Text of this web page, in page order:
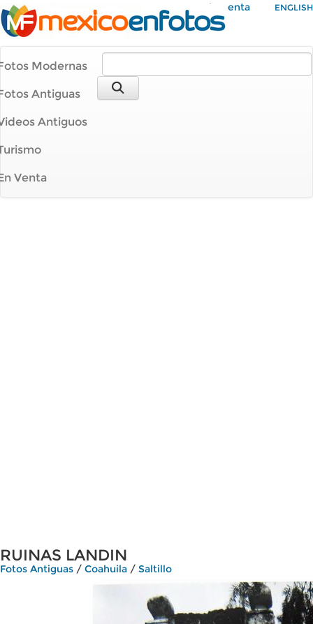
Mi Cuenta ENGLISH
Modernas
Antiguas
Antiguos
Venta
RUINAS LANDIN
Fotos Antiguas / Coahuila / Saltillo